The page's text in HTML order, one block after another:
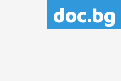
doc.bg